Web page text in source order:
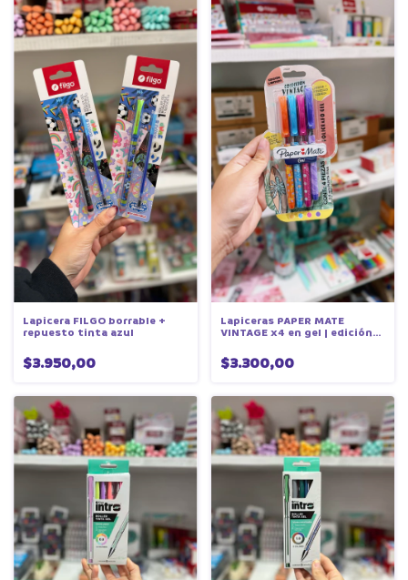
Lapicera FILGO borrable +
repuesto tinta azul
$3.950,00
Lapiceras PAPER MATE
VINTAGE x4 en gel | edición
$3.300,00